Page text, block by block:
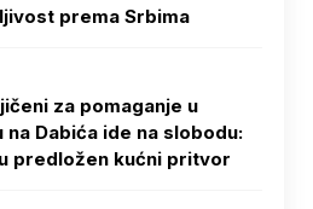
prema Srbima
za pomaganje u
na Dabića ide na slobodu:
predložen kućni pritvor